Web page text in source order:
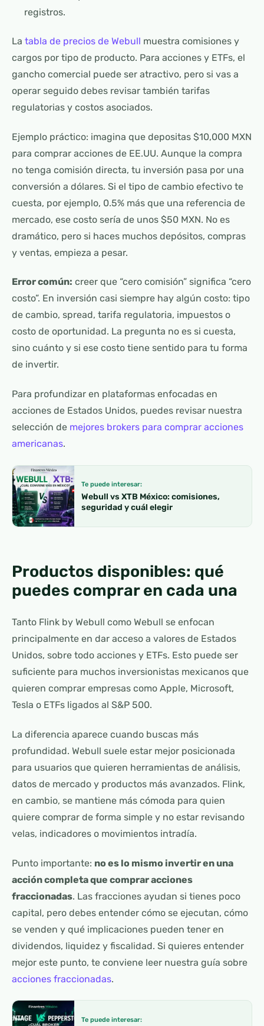
registros.
La tabla de precios de Webull muestra comisiones y
cargos por tipo de producto. Para acciones y ETFs, el
gancho comercial puede ser atractivo, pero si vas a
operar seguido debes revisar también tarifas
regulatorias y costos asociados.
Ejemplo práctico: imagina que depositas $10,000 MXN
para comprar acciones de EE.UU. Aunque la compra
no tenga comisión directa, tu inversión pasa por una
conversión a dólares. Si el tipo de cambio efectivo te
cuesta, por ejemplo, 0.5% más que una referencia de
mercado, ese costo sería de unos $50 MXN. No es
dramático, pero si haces muchos depósitos, compras
y ventas, empieza a pesar.
Error común: creer que “cero comisión” significa “cero
costo”. En inversión casi siempre hay algún costo: tipo
de cambio, spread, tarifa regulatoria, impuestos o
costo de oportunidad. La pregunta no es si cuesta,
sino cuánto y si ese costo tiene sentido para tu forma
de invertir.
Para profundizar en plataformas enfocadas en
acciones de Estados Unidos, puedes revisar nuestra
selección de mejores brokers para comprar acciones
americanas.
Te puede interesar:
Webull vs XTB México: comisiones,
seguridad y cuál elegir
Productos disponibles: qué
puedes comprar en cada una
Tanto Flink by Webull como Webull se enfocan
principalmente en dar acceso a valores de Estados
Unidos, sobre todo acciones y ETFs. Esto puede ser
suficiente para muchos inversionistas mexicanos que
quieren comprar empresas como Apple, Microsoft,
Tesla o ETFs ligados al S&P 500.
La diferencia aparece cuando buscas más
profundidad. Webull suele estar mejor posicionada
para usuarios que quieren herramientas de análisis,
datos de mercado y productos más avanzados. Flink,
en cambio, se mantiene más cómoda para quien
quiere comprar de forma simple y no estar revisando
velas, indicadores o movimientos intradía.
Punto importante: no es lo mismo invertir en una
acción completa que comprar acciones
fraccionadas. Las fracciones ayudan si tienes poco
capital, pero debes entender cómo se ejecutan, cómo
se venden y qué implicaciones pueden tener en
dividendos, liquidez y fiscalidad. Si quieres entender
mejor este punto, te conviene leer nuestra guía sobre
acciones fraccionadas.
Te puede interesar: